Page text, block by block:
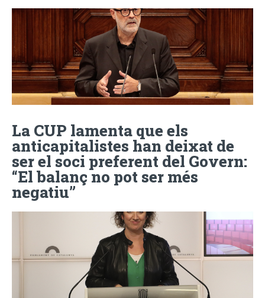
La CUP lamenta que els
anticapitalistes han deixat de
ser el soci preferent del Govern:
“El balanç no pot ser més
negatiu”